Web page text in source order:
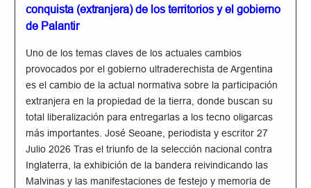
conquista (extranjera) de los territorios y el gobierno
de Palantir
Uno de los temas claves de los actuales cambios
provocados por el gobierno ultraderechista de Argentina
es el cambio de la actual normativa sobre la participación
extranjera en la propiedad de la tierra, donde buscan su
total liberalización para entregarlas a los tecno oligarcas
más importantes. José Seoane, periodista y escritor 27
Julio 2026 Tras el triunfo de la selección nacional contra
Inglaterra, la exhibición de la bandera reivindicando las
Malvinas y las manifestaciones de festejo y memoria de